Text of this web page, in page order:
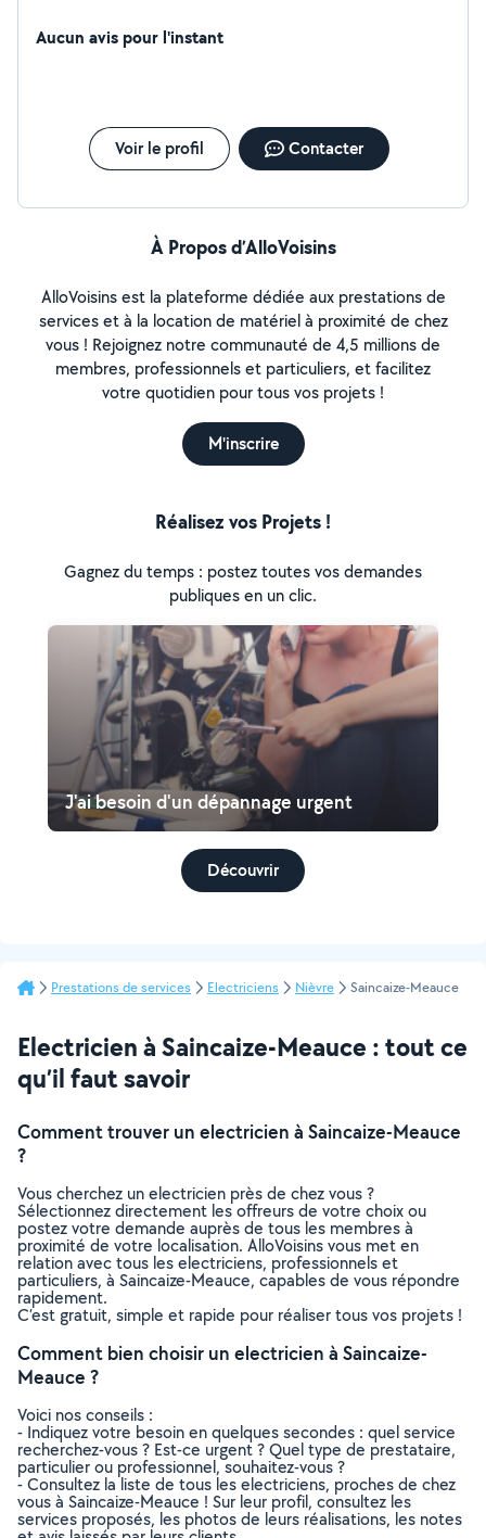
Aucun avis pour l'instant
Voir le profil Contacter
À Propos d’AlloVoisins
AlloVoisins est la plateforme dédiée aux prestations de
services et à la location de matériel à proximité de chez
vous ! Rejoignez notre communauté de 4,5 millions de
membres, professionnels et particuliers, et facilitez
votre quotidien pour tous vos projets !
M'inscrire
Réalisez vos Projets !
Gagnez du temps : postez toutes vos demandes
publiques en un clic.
J'ai besoin d'un dépannage urgent
Découvrir
Prestations de services Electriciens Nièvre Saincaize-Meauce
Electricien à Saincaize-Meauce : tout ce
qu’il faut savoir
Comment trouver un electricien à Saincaize-Meauce
?
Vous cherchez un electricien près de chez vous ?
Sélectionnez directement les offreurs de votre choix ou
postez votre demande auprès de tous les membres à
proximité de votre localisation. AlloVoisins vous met en
relation avec tous les electriciens, professionnels et
particuliers, à Saincaize-Meauce, capables de vous répondre
rapidement.
C’est gratuit, simple et rapide pour réaliser tous vos projets !
Comment bien choisir un electricien à Saincaize-
Meauce ?
Voici nos conseils :
- Indiquez votre besoin en quelques secondes : quel service
recherchez-vous ? Est-ce urgent ? Quel type de prestataire,
particulier ou professionnel, souhaitez-vous ?
- Consultez la liste de tous les electriciens, proches de chez
vous à Saincaize-Meauce ! Sur leur profil, consultez les
services proposés, les photos de leurs réalisations, les notes